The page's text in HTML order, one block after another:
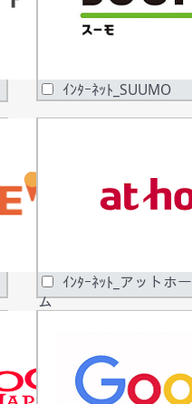
ｲﾝﾀｰﾈｯﾄ_SUUMO
ｲﾝﾀｰﾈｯﾄ_アットホー
ム